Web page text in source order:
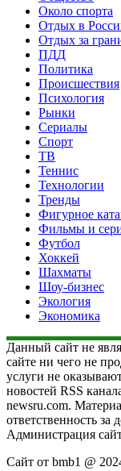
Около спорта
Отдых в
Отдых за
ПДД
Политика
Происшествия
Психология
Рынки
Сериалы
Спорт
ТВ
Теннис
Технологии
Тренды
Фигурное
Фильмы и
Футбол
Хоккей
Шахматы
Шоу-бизнес
Экология
Экономика
Данный сайт не
сайте ни чего не
услуги не
новостей RSS
newsru.com.
ответственность за
Администрация
Сайт от bmb1 @